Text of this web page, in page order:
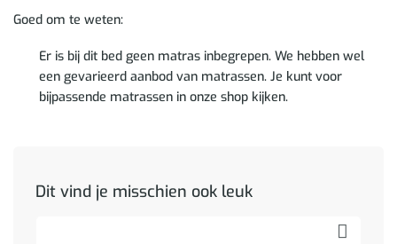
Goed om te weten:
Er is bij dit bed geen matras inbegrepen. We hebben wel
een gevarieerd aanbod van matrassen. Je kunt voor
bijpassende matrassen in onze shop kijken.
Dit vind je misschien ook leuk